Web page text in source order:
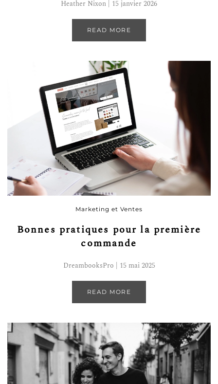
Heather Nixon | 15 janvier 2026
READ MORE
Marketing et Ventes
Bonnes pratiques pour la première
commande
DreambooksPro | 15 mai 2025
READ MORE